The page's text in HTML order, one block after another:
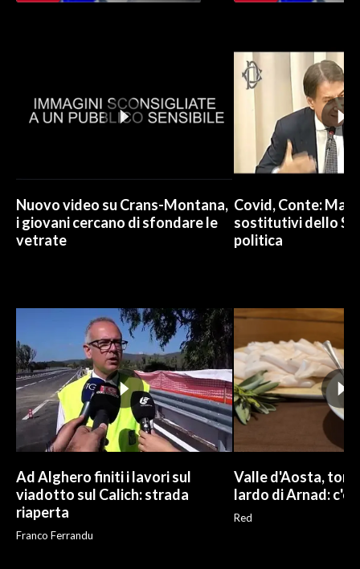
Nuovo video su Crans-Montana,
i giovani cercano di sfondare le
vetrate
Covid, Conte: Mai
sostitutivi dello
politica
Ad Alghero finiti i lavori sul
viadotto sul Calich: strada
riaperta
Franco Ferrandu
Valle d'Aosta,
lardo di Arnad: c'è
Red